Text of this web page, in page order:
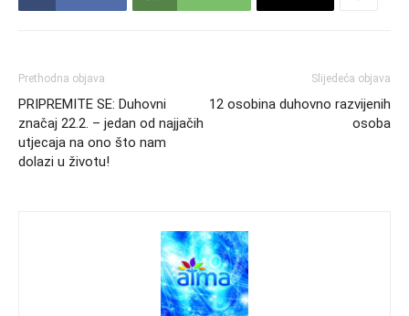
Prethodna objava
PRIPREMITE SE: Duhovni
značaj 22.2. – jedan od najjačih
utjecaja na ono što nam
dolazi u životu!
Slijedeća objava
12 osobina duhovno razvijenih
osoba